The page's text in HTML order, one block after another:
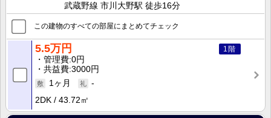
武蔵野線 市川大野駅 徒歩16分
この建物のすべての部屋にまとめてチェック
1階
5.5万円
管理費 0円
共益費 3000円
1ヶ月
-
2DK
43.72㎡